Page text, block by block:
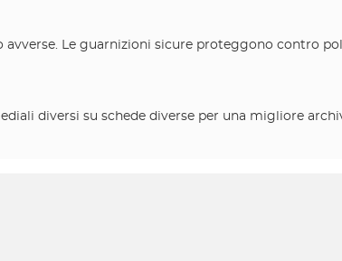
avverse. Le guarnizioni sicure proteggono contro
diversi su schede diverse per una migliore